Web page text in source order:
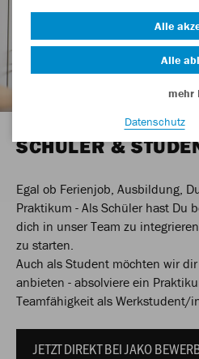
SCHÜLER &
Egal ob Ferienjob, Ausbildung,
Praktikum - Als Schüler hast Du
dich in unser Team zu
zu starten.
Auch als Student möchten wir
anbieten - absolviere ein
Teamfähigkeit als Werkstudent/
JETZT DIREKT BEI JAKO
Alle
Alle
mehr
Datenschutz